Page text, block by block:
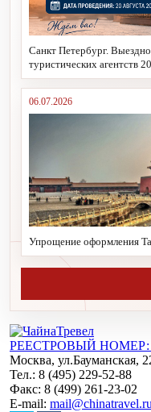
Санкт Петербург.
туристических агентств
06.07.2026
Упрощение оформления
РЕЕСТРОВЫЙ НОМЕР:
Москва, ул.Бауманская,
Тел.: 8 (495) 229-52-88
Факс: 8 (499) 261-23-02
E-mail: mail@chinatravel.ru